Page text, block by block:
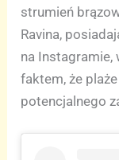
strumień
Ravina,
na Instagramie,
faktem, że
potencjalnego